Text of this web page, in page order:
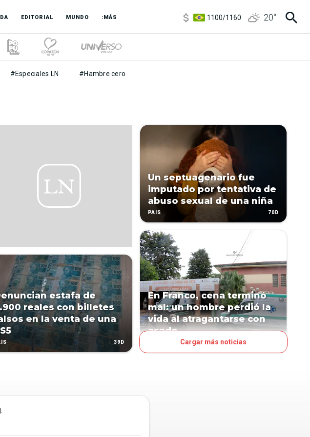
EDITORIAL MUNDO :MÁS
1100/1160
20°
#Especiales LN #Hambre cero
estafa de
reales con billetes
en la venta de una
39D
Un septuagenario fue
imputado por tentativa de
abuso sexual de una niña
PAÍS 70D
En Franco, cena terminó
mal: un hombre perdió la
vida al atragantarse con
asado
Cargar más noticias